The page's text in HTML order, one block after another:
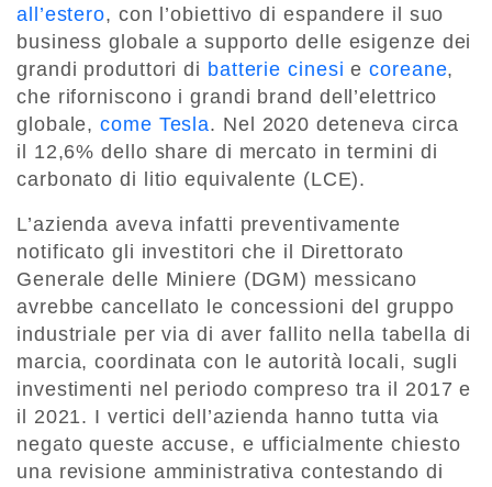
all’estero, con l’obiettivo di espandere il suo
business globale a supporto delle esigenze dei
grandi produttori di batterie cinesi ecoreane,
che riforniscono i grandi brand dell’elettrico
globale,come Tesla. Nel 2020 deteneva circa
il 12,6% dello share di mercato in termini di
carbonato di litio equivalente (LCE).
L’azienda aveva infatti preventivamente
notificato gli investitori che il Direttorato
Generale delle Miniere (DGM) messicano
avrebbe cancellato le concessioni del gruppo
industriale per via di aver fallito nella tabella di
marcia, coordinata con le autorità locali, sugli
investimenti nel periodo compreso tra il 2017 e
il 2021. I vertici dell’azienda hanno tutta via
negato queste accuse, e ufficialmente chiesto
una revisione amministrativa contestando di